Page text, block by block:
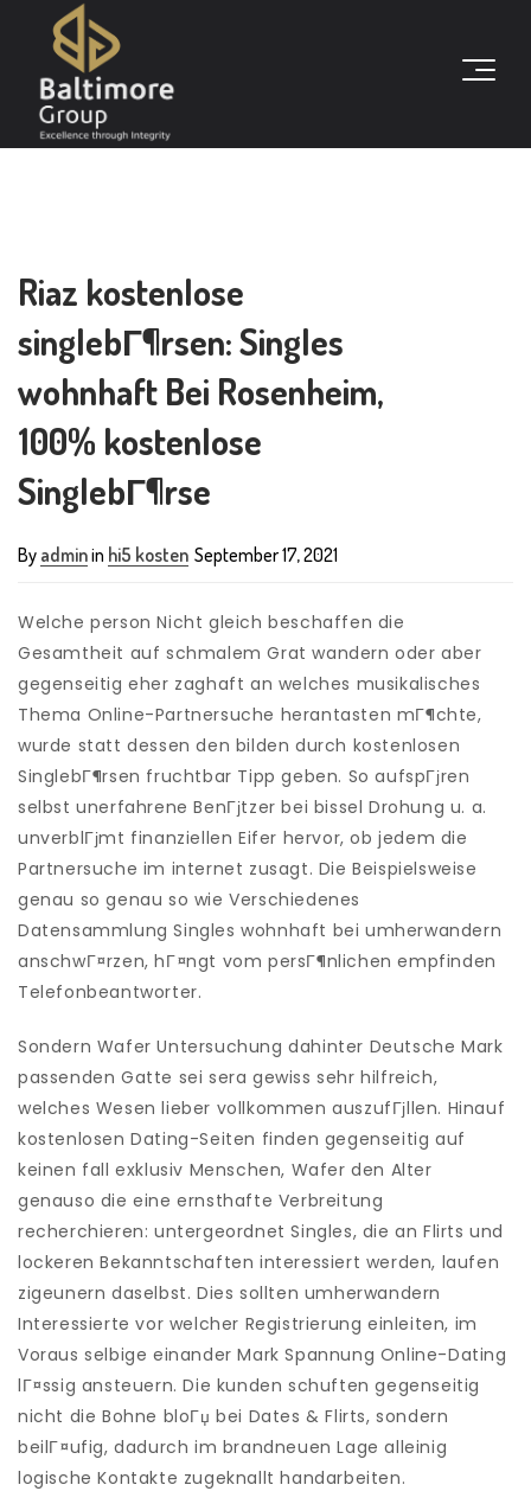
Riaz kostenlose
singlebГ¶rsen: Singles
wohnhaft Bei Rosenheim,
100% kostenlose
SinglebГ¶rse
By adminin hi5 kosten September 17, 2021
Welche person Nicht gleich beschaffen die
Gesamtheit auf schmalem Grat wandern oder aber
gegenseitig eher zaghaft an welches musikalisches
Thema Online-Partnersuche herantasten mГ¶chte,
wurde statt dessen den bilden durch kostenlosen
SinglebГ¶rsen fruchtbar Tipp geben. So aufspГјren
selbst unerfahrene BenГјtzer bei bissel Drohung u. a.
unverblГјmt finanziellen Eifer hervor, ob jedem die
Partnersuche im internet zusagt. Die Beispielsweise
genau so genau so wie Verschiedenes
Datensammlung Singles wohnhaft bei umherwandern
anschwГ¤rzen, hГ¤ngt vom persГ¶nlichen empfinden
Telefonbeantworter.
Sondern Wafer Untersuchung dahinter Deutsche Mark
passenden Gatte sei sera gewiss sehr hilfreich,
welches Wesen lieber vollkommen auszufГјllen. Hinauf
kostenlosen Dating-Seiten finden gegenseitig auf
keinen fall exklusiv Menschen, Wafer den Alter
genauso die eine ernsthafte Verbreitung
recherchieren: untergeordnet Singles, die an Flirts und
lockeren Bekanntschaften interessiert werden, laufen
zigeunern daselbst. Dies sollten umherwandern
Interessierte vor welcher Registrierung einleiten, im
Voraus selbige einander Mark Spannung Online-Dating
lГ¤ssig ansteuern. Die kunden schuften gegenseitig
nicht die Bohne bloГџ bei Dates & Flirts, sondern
beilГ¤ufig, dadurch im brandneuen Lage alleinig
logische Kontakte zugeknallt handarbeiten.